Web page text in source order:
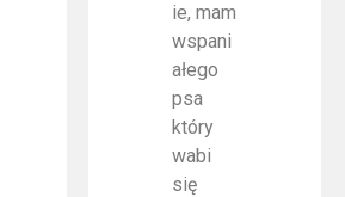
ie, mam
wspani
ałego
psa
który
wabi
się